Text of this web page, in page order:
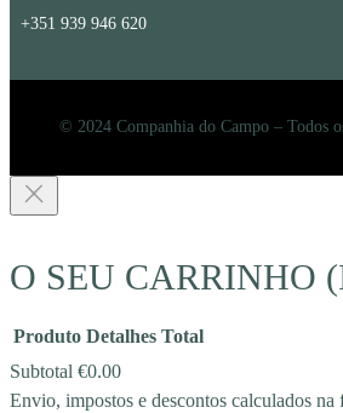
+351 939 946 620
© 2024 Companhia do Campo – Todos
O SEU CARRINHO
Produto Detalhes Total
Subtotal €0.00
Envio, impostos e descontos calculados na